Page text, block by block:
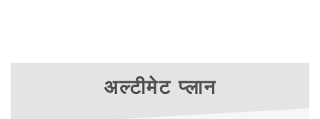
अल्टीमेट प्लान